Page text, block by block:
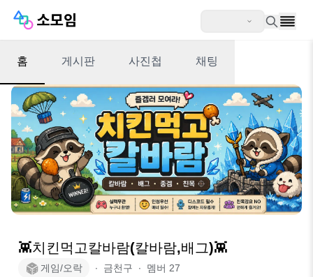
홈 게시판 사진첩 채팅
👾치킨먹고칼바람(칼바람,배그)👾
게임/오락 ∙ 금천구 ∙ 멤버 27